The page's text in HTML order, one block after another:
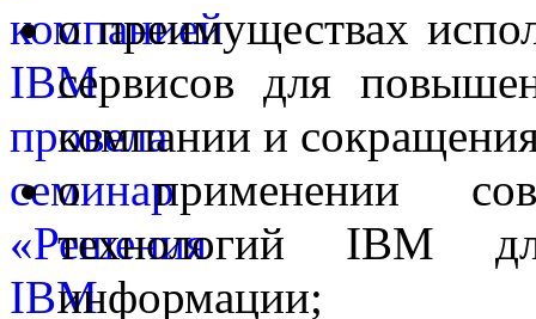
о преимуществах
сервисов для
компании и
о применении
технологий IBM
информации;